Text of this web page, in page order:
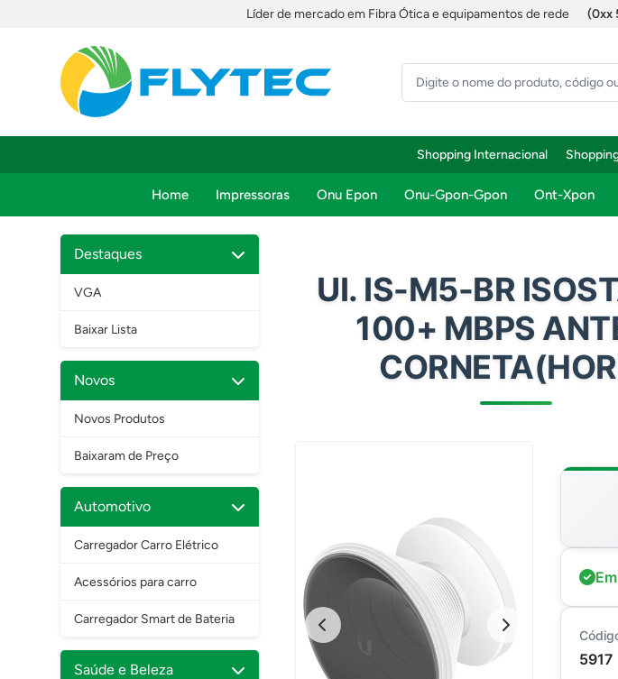
Líder de mercado em Fibra Ótica e equipamentos de rede (0xx
Shopping Internacional
Home Impressoras Onu Epon Onu-Gpon-Gpon Ont-Xpon
Destaques
VGA
Baixar Lista
Novos
Novos Produtos
Baixaram de Preço
Automotivo
Carregador Carro Elétrico
Acessórios para carro
Carregador Smart de Bateria
Saúde e Beleza
UI. IS-M5-BR
100+ MBPS
5917